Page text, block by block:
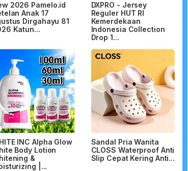
2026 Pamelo.id
Anak 17
Dirgahayu 81
Katun...
DXPRO - Jersey
Reguler HUT RI
Kemerdekaan
Indonesia Collection
Drop 1...
INC Alpha Glow
Body Lotion
&
|...
Sandal Pria Wanita
CLOSS Waterproof Anti
Slip Cepat Kering Anti...